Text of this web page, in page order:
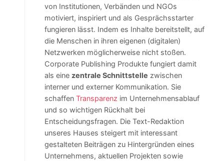
von Institutionen, Verbänden und NGOs
motiviert, inspiriert und als Gesprächsstarter
fungieren lässt. Indem es Inhalte bereitstellt, auf
die Menschen in ihren eigenen (digitalen)
Netzwerken möglicherweise nicht stoßen.
Corporate Publishing Produkte fungiert damit
als eine zentrale Schnittstelle zwischen
interner und externer Kommunikation. Sie
schaffen Transparenz im Unternehmensablauf
und so wichtigen Rückhalt bei
Entscheidungsfragen. Die Text-Redaktion
unseres Hauses steigert mit interessant
gestalteten Beiträgen zu Hintergründen eines
Unternehmens, aktuellen Projekten sowie